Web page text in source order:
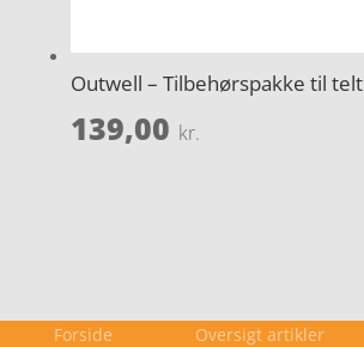
Outwell – Tilbehørspakke til telt
139,00 kr.
Forside
Oversigt artikler